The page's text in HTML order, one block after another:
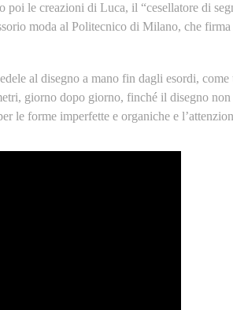
le creazioni di Luca, il “cesellatore di
moda al Politecnico di Milano, che
al disegno a mano fin dagli esordi, come
giorno dopo giorno, finché il disegno non
le forme imperfette e organiche e